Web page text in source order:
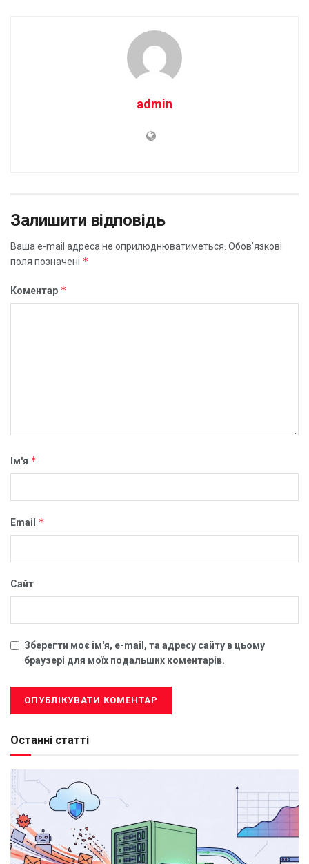
admin
Залишити відповідь
Ваша e-mail адреса не оприлюднюватиметься. Обов’язкові
поля позначені *
Коментар *
Ім'я *
Email *
Сайт
Зберегти моє ім'я, e-mail, та адресу сайту в цьому
браузері для моїх подальших коментарів.
Останні статті